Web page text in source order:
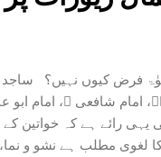
امام شافعی ؒ، امام ابو
رائے ہے کہ خواتین
مطلب ہے نشو و نما،